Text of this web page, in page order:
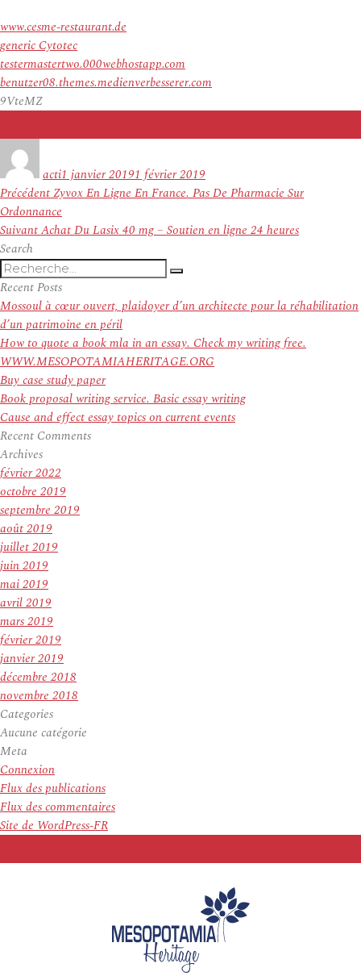
www.cesme-restaurant.de
generic Cytotec
testermastertwo.000webhostapp.com
benutzer08.themes.medienverbesserer.com
9VteMZ
actile
1 janvier 20191 février 2019
Navigation
de
l’article
PrécédentArticle
précédent :
Zyvox En Ligne En France. Pas De Pharmacie Sur
Ordonnance
SuivantArticle
Achat Du Lasix 40 mg – Soutien en ligne 24 heures
Search
Recherche
pour
:
Recherche
Recent Posts
Mossoul à cœur ouvert, plaidoyer d’un architecte pour la réhabilitation
d’un patrimoine en péril
How to quote a book mla in an essay. Check my writing free.
WWW.MESOPOTAMIAHERITAGE.ORG
Buy case study paper
Book proposal writing service. Basic essay writing
Cause and effect essay topics on current events
Recent Comments
Archives
février 2022
octobre 2019
septembre 2019
août 2019
juillet 2019
juin 2019
mai 2019
avril 2019
mars 2019
février 2019
janvier 2019
décembre 2018
novembre 2018
Categories
Aucune catégorie
Meta
Connexion
Flux des publications
Flux des commentaires
Site de WordPress-FR